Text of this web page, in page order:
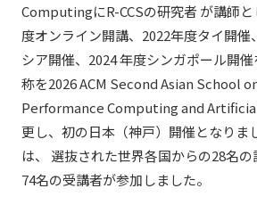
ComputingにR-CCSの研究者 が講師
度オンライン開講、2022年度タイ開催
シア開催、2024 年度シンガポール開
称を2026 ACM Second Asian School
Performance Computing and
更し、初の日本（神戸）開催となりま
は、 選抜された世界各国からの28名
74名の受講者が参加しました。